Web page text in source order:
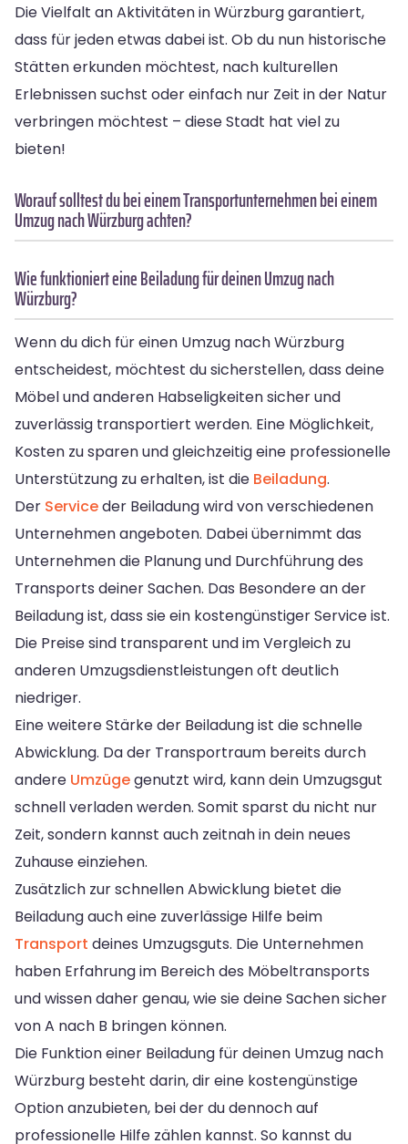
Die Vielfalt an Aktivitäten in Würzburg garantiert,
dass für jeden etwas dabei ist. Ob du nun historische
Stätten erkunden möchtest, nach kulturellen
Erlebnissen suchst oder einfach nur Zeit in der Natur
verbringen möchtest – diese Stadt hat viel zu
bieten!
Worauf solltest du bei einem Transportunternehmen bei einem
Umzug nach Würzburg achten?
Wie funktioniert eine Beiladung für deinen Umzug nach
Würzburg?
Wenn du dich für einen Umzug nach Würzburg
entscheidest, möchtest du sicherstellen, dass deine
Möbel und anderen Habseligkeiten sicher und
zuverlässig transportiert werden. Eine Möglichkeit,
Kosten zu sparen und gleichzeitig eine professionelle
Unterstützung zu erhalten, ist die Beiladung.
Der Serviceder Beiladung wird von verschiedenen
Unternehmen angeboten. Dabei übernimmt das
Unternehmen die Planung und Durchführung des
Transports deiner Sachen. Das Besondere an der
Beiladung ist, dass sie ein kostengünstiger Service ist.
Die Preise sind transparent und im Vergleich zu
anderen Umzugsdienstleistungen oft deutlich
niedriger.
Eine weitere Stärke der Beiladung ist die schnelle
Abwicklung. Da der Transportraum bereits durch
andere Umzügegenutzt wird, kann dein Umzugsgut
schnell verladen werden. Somit sparst du nicht nur
Zeit, sondern kannst auch zeitnah in dein neues
Zuhause einziehen.
Zusätzlich zur schnellen Abwicklung bietet die
Beiladung auch eine zuverlässige Hilfe beim
Transport deines Umzugsguts. Die Unternehmen
haben Erfahrung im Bereich des Möbeltransports
und wissen daher genau, wie sie deine Sachen sicher
von A nach B bringen können.
Die Funktion einer Beiladung für deinen Umzug nach
Würzburg besteht darin, dir eine kostengünstige
Option anzubieten, bei der du dennoch auf
professionelle Hilfe zählen kannst. So kannst du